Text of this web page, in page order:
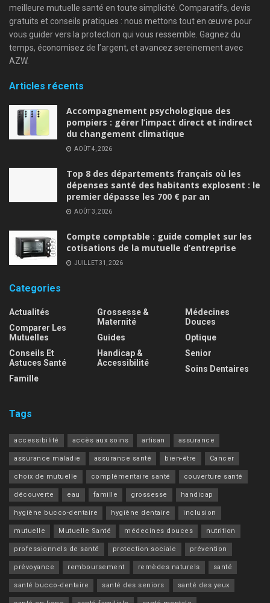
meilleure mutuelle santé en toute simplicité. Comparatifs, devis
gratuits et conseils pratiques : nous mettons tout en œuvre pour
vous guider vers la protection qui vous ressemble. Gagnez du
temps, économisez de l’argent, et avancez sereinement avec
AZW.
Articles récents
Accompagnement psychologique des
pompiers : gérer l’impact direct et indirect
du changement climatique
AOÛT 4, 2026
Top 8 des départements français où les
dépenses santé des habitants explosent : le
premier dépasse les 700 € par an
AOÛT 3, 2026
Compte comptable : guide complet sur les
cotisations de la mutuelle d’entreprise
JUILLET 31, 2026
Categories
Actualités
Comparer Les
Mutuelles
Conseils Et
Astuces Santé
Famille
Grossesse &
Maternité
Guides
Handicap &
Accessibilité
Médecines
Douces
Optique
Senior
Soins Dentaires
Tags
accessibilité accès aux soins artisan assurance
assurance maladie assurance santé bien-être Cancer
choix de mutuelle complémentaire santé couverture santé
découverte eau famille grossesse handicap
hygiène bucco-dentaire hygiène dentaire inclusion
mutuelle Mutuelle Santé médecines douces nutrition
professionnels de santé protection sociale prévention
prévoyance remboursement remèdes naturels santé
santé bucco-dentaire santé des seniors santé des yeux